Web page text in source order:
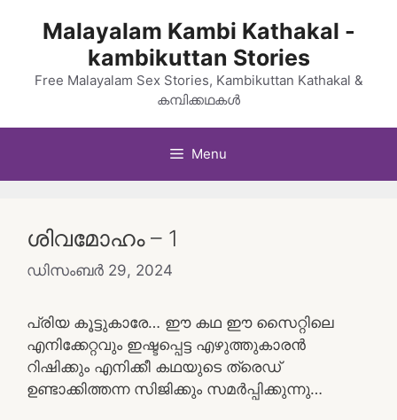
Malayalam Kambi Kathakal -
kambikuttan Stories
Free Malayalam Sex Stories, Kambikuttan Kathakal &
കമ്പിക്കഥകൾ
Menu
ശിവമോഹം – 1
ഡിസംബർ 29, 2024
പ്രിയ കൂട്ടുകാരേ… ഈ കഥ ഈ സൈറ്റിലെ
എനിക്കേറ്റവും ഇഷ്ടപ്പെട്ട എഴുത്തുകാരൻ
റിഷിക്കും എനിക്കീ കഥയുടെ ത്രെഡ്
ഉണ്ടാക്കിത്തന്ന സിജിക്കും സമർപ്പിക്കുന്നു…